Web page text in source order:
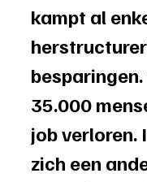
kampt al
35.000
job verloren.
zich een